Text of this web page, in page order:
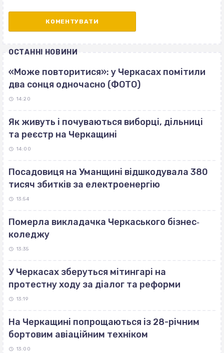
ОСТАННІ НОВИНИ
«Може повторитися»: у Черкасах помітили
два сонця одночасно (ФОТО)
14:20
Як живуть і почуваються виборці, дільниці
та реєстр на Черкащині
14:00
Посадовиця на Уманщині відшкодувала 380
тисяч збитків за електроенергію
13:54
Померла викладачка Черкаського бізнес‐
коледжу
13:35
У Черкасах зберуться мітингарі на
протестну ходу за діалог та реформи
13:19
На Черкащині попрощаються із 28-річним
бортовим авіаційним техніком
13:00